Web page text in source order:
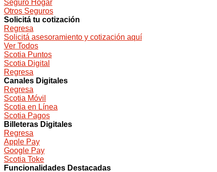
Seguro Hogar
Otros Seguros
Solicitá tu cotización
Regresa
Solicitá asesoramiento y cotización aquí
Ver Todos
Scotia Puntos
Scotia Digital
Regresa
Canales Digitales
Regresa
Scotia Móvil
Scotia en Línea
Scotia Pagos
Billeteras Digitales
Regresa
Apple Pay
Google Pay
Scotia Toke
Funcionalidades Destacadas